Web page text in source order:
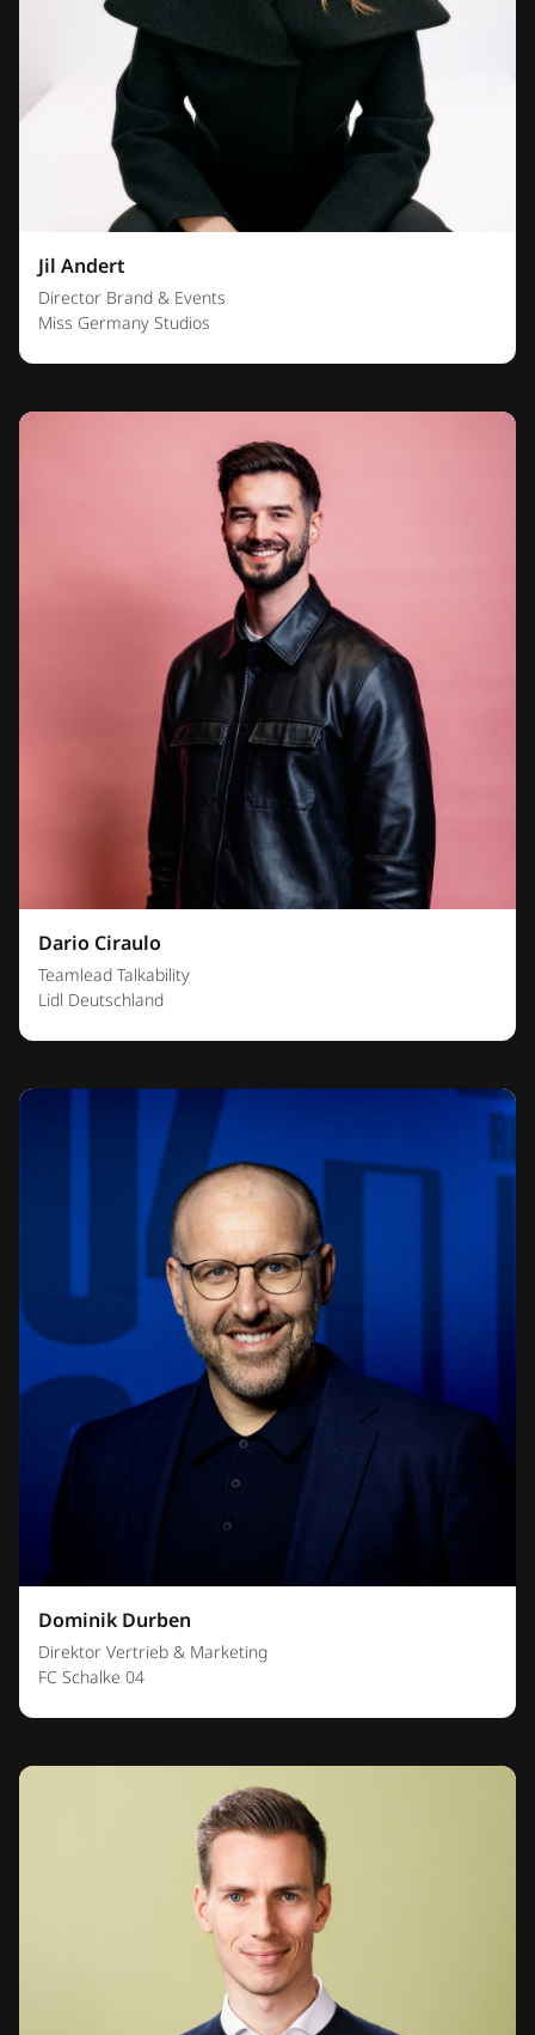
Jil Andert
Director Brand & Events
Miss Germany Studios
Dario Ciraulo
Teamlead Talkability
Lidl Deutschland
Dominik Durben
Direktor Vertrieb & Marketing
FC Schalke 04